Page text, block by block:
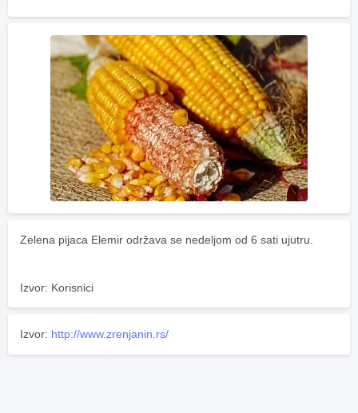
Zelena pijaca Elemir održava se nedeljom od 6 sati ujutru.
Izvor: Korisnici
Izvor: http://www.zrenjanin.rs/